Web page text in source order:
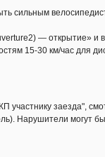
сильным
— открытие» и
15-30 км/час для
участнику заезда",
Нарушители могут